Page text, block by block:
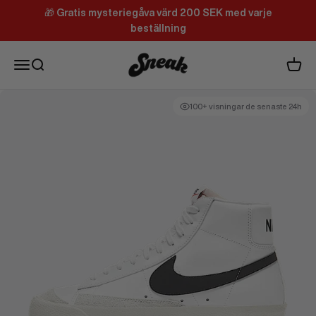
Hoppa till innehållet
🎁 Gratis mysteriegåva värd 200 SEK med varje
beställning
MenySök
Sneak
100+ visningar de senaste 24h